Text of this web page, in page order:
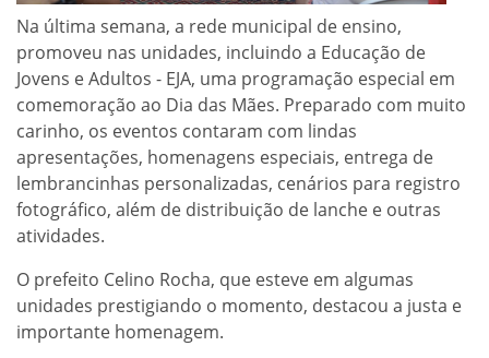
Na última semana, a rede municipal de ensino,
promoveu nas unidades, incluindo a Educação de
Jovens e Adultos - EJA, uma programação especial em
comemoração ao Dia das Mães. Preparado com muito
carinho, os eventos contaram com lindas
apresentações, homenagens especiais, entrega de
lembrancinhas personalizadas, cenários para registro
fotográfico, além de distribuição de lanche e outras
atividades.
O prefeito Celino Rocha, que esteve em algumas
unidades prestigiando o momento, destacou a justa e
importante homenagem.